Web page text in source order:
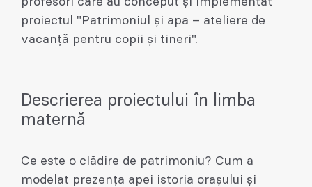
proiectul "Patrimoniul și apa – ateliere de
vacanță pentru copii și tineri".
Descrierea proiectului în limba
maternă
Ce este o clădire de patrimoniu? Cum a
modelat prezența apei istoria orașului și